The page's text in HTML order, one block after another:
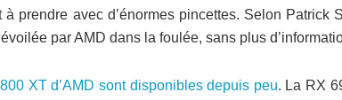
prendre avec d’énormes pincettes. Selon Patrick
par AMD dans la foulée, sans plus
XT d’AMD sont disponibles depuis peu. La RX